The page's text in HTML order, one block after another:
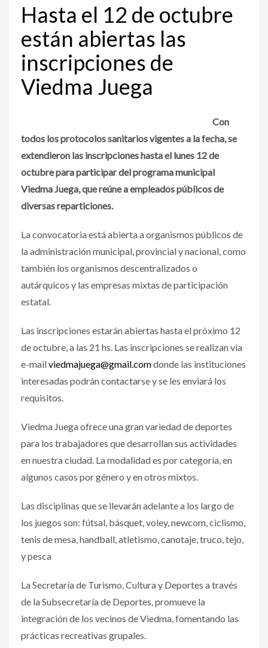
Hasta el 12 de octubre
están abiertas las
inscripciones de
Viedma Juega
Con
todos los protocolos sanitarios vigentes a la fecha, se
extendieron las inscripciones hasta el lunes 12 de
octubre para participar del programa municipal
Viedma Juega, que reúne a empleados públicos de
diversas reparticiones.
La convocatoria está abierta a organismos públicos de
la administración municipal, provincial y nacional, como
también los organismos descentralizados o
autárquicos y las empresas mixtas de participación
estatal.
Las inscripciones estarán abiertas hasta el próximo 12
de octubre, a las 21 hs. Las inscripciones se realizan via
e-mailviedmajuega@gmail.comdonde las instituciones
interesadas podrán contactarse y se les enviará los
requisitos.
Viedma Juega ofrece una gran variedad de deportes
para los trabajadores que desarrollan sus actividades
en nuestra ciudad. La modalidad es por categoría, en
algunos casos por género y en otros mixtos.
Las disciplinas que se llevarán adelante a los largo de
los juegos son: fútsal, básquet, voley, newcom, ciclismo,
tenis de mesa, handball, atletismo, canotaje, truco, tejo,
y pesca
La Secretaría de Turismo, Cultura y Deportes a través
de la Subsecretaría de Deportes, promueve la
integración de los vecinos de Viedma, fomentando las
prácticas recreativas grupales.